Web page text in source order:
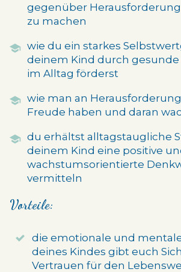
gegenüber
zu machen
wie du ein starkes
deinem Kind durch
im Alltag förderst
wie man an
Freude haben und daran
du erhältst alltagstaugliche
deinem Kind eine positive
wachstumsorientierte
vermitteln
Vorteile:
die emotionale und
deines Kindes gibt euch
Vertrauen für den